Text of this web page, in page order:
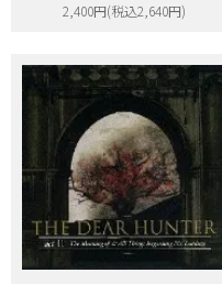
2,400円(税込2,640円)